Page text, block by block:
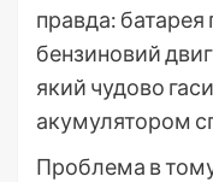
правда: батарея
бензиновий
який чудово
акумулятором
Проблема в